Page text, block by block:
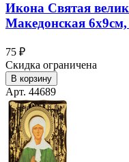
Икона Святая
Македонская
75 ₽
Скидка ограничена
В корзину
Арт. 44689